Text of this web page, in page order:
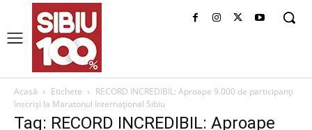
Acasă Etichete
RECORD INCREDIBIL: Aproape 9.000 de participanți
înscriși la Maratonul Internațional Sibiu
Tag: RECORD INCREDIBIL: Aproape